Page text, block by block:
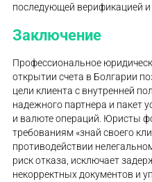
последующей верификацией
Заключение
Профессиональное
открытии счета в Болгарии
цели клиента с внутренней
надежного партнера и пакет
и валюте операций. Юристы
требованиям «знай своего
противодействии
риск отказа, исключает
некорректных документов и